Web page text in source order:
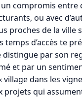
compromis entre
ou avec
proches de la ville
temps d’accès te
distingue par son
et par un
village dans les
projets qui